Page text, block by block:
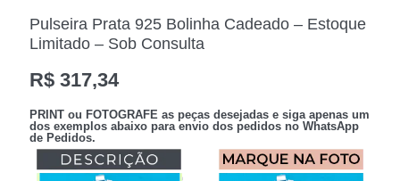
Pulseira Prata 925 Bolinha Cadeado – Estoque
Limitado – Sob Consulta
R$ 317,34
PRINT ou FOTOGRAFE as peças desejadas e siga apenas um
dos exemplos abaixo para envio dos pedidos no WhatsApp
de Pedidos.